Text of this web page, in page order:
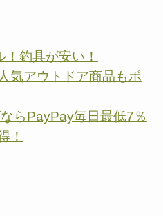
釣具が安い！
気アウトドア商品もポ
らPayPay毎日最低7％
！